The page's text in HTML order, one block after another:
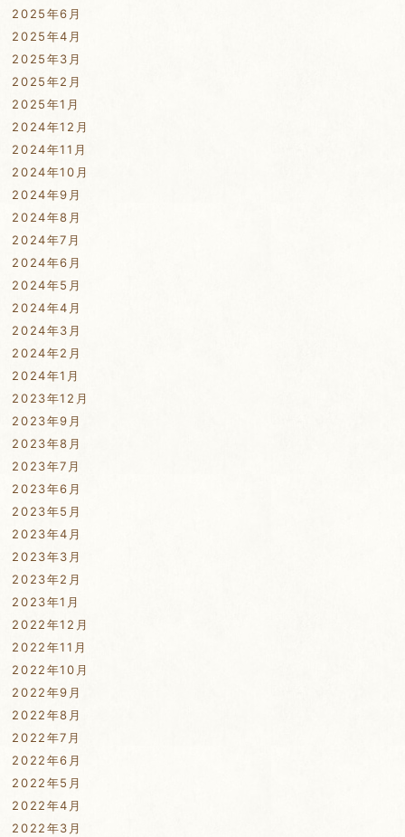
2025年6月
2025年4月
2025年3月
2025年2月
2025年1月
2024年12月
2024年11月
2024年10月
2024年9月
2024年8月
2024年7月
2024年6月
2024年5月
2024年4月
2024年3月
2024年2月
2024年1月
2023年12月
2023年9月
2023年8月
2023年7月
2023年6月
2023年5月
2023年4月
2023年3月
2023年2月
2023年1月
2022年12月
2022年11月
2022年10月
2022年9月
2022年8月
2022年7月
2022年6月
2022年5月
2022年4月
2022年3月